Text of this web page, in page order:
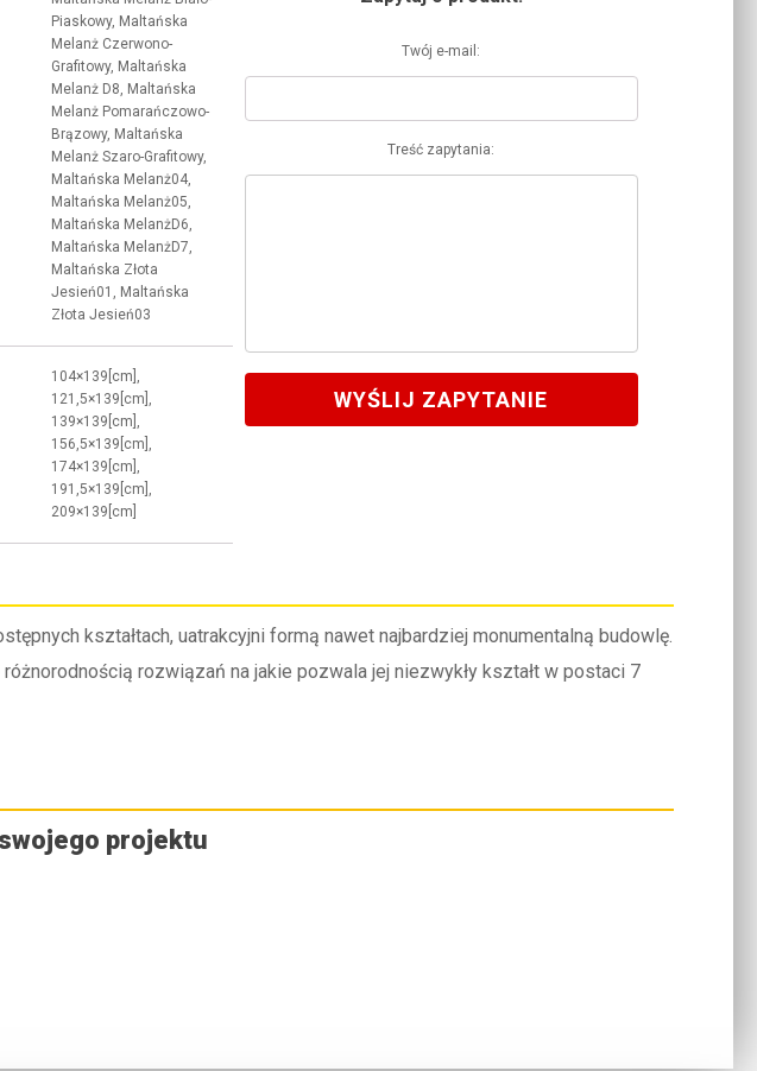
Piaskowy, Maltańska
Melanż Czerwono-
Grafitowy, Maltańska
Melanż D8, Maltańska
Melanż Pomarańczowo-
Brązowy, Maltańska
Melanż Szaro-Grafitowy,
Maltańska Melanż04,
Maltańska Melanż05,
Maltańska MelanżD6,
Maltańska MelanżD7,
Maltańska Złota
Jesień01, Maltańska
Złota Jesień03
104×139[cm],
121,5×139[cm],
139×139[cm],
156,5×139[cm],
174×139[cm],
191,5×139[cm],
209×139[cm]
Twój e-mail:
Treść zapytania:
WYŚLIJ ZAPYTANIE
kształtach, uatrakcyjni formą nawet najbardziej monumentalną budowlę.
rozwiązań na jakie pozwala jej niezwykły kształt w postaci 7
projektu